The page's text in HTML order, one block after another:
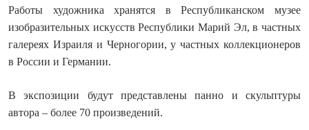
Работы художника хранятся в Республиканском музее
изобразительных искусств Республики Марий Эл, в частных
галереях Израиля и Черногории, у частных коллекционеров
в России и Германии.
В экспозиции будут представлены панно и скульптуры
автора – более 70 произведений.